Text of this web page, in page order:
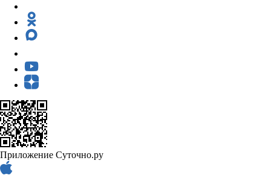
Приложение Суточно.ру